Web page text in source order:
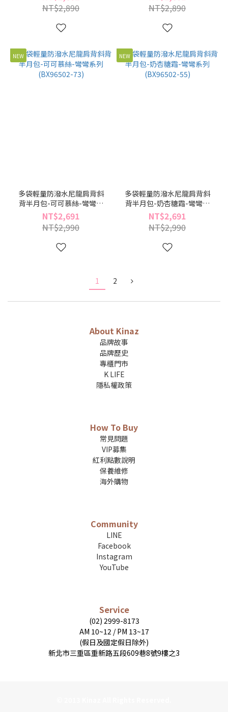
NT$2,890
NT$2,890
NEW
多袋輕量防潑水尼龍肩背斜
背半月包-可可慕絲-彎彎系
列(BX96502-73)
NT$2,691
NT$2,990
NEW
多袋輕量防潑水尼龍肩背斜
背半月包-奶杏糖霜-彎彎系
列(BX96502-55)
NT$2,691
NT$2,990
1 2
About Kinaz
品牌故事
品牌歷史
專櫃門市
K LIFE
隱私權政策
How To Buy
常見問題
VIP募集
紅利點數說明
保養維修
海外購物
Community
LINE
Facebook
Instagram
YouTube
Service
(02) 2999-8173
AM 10~12 / PM 13~17
(假日及國定假日除外)
新北市三重區重新路五段609巷8號9樓之3